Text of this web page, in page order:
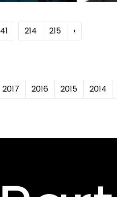
41 214 215 ›
2017 2016 2015 2014